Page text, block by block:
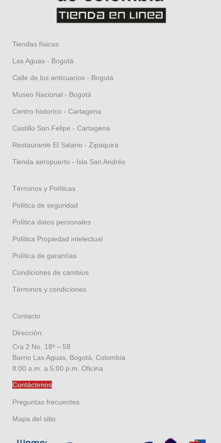
Tiendas físicas
Las Aguas - Bogotá
Calle de los anticuarios - Bogotá
Museo Nacional - Bogotá
Centro historico - Cartagena
Castillo San Felipe - Cartagena
Restaurante El Salario - Zipaquirá
Tienda aeropuerto - Isla San Andrés
Términos y Políticas
Política de seguridad
Política datos personales
Política Propiedad intelectual
Política de garantías
Condiciones de cambios
Términos y condiciones
Contacto
Dirección:
Cra 2 No. 18ª – 58
Barrio Las Aguas, Bogotá, Colombia
8:00 a.m. a 5:00 p.m. Oficina
Contáctenos
Preguntas frecuentes
Mapa del sitio